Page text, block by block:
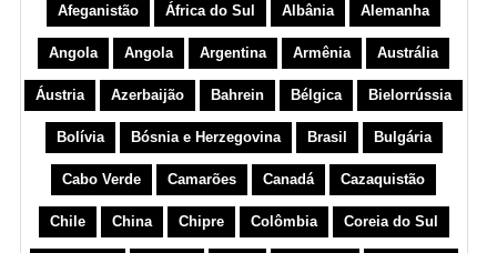
Afeganistão África do Sul Albânia Alemanha
Angola Angola Argentina Armênia Austrália
Áustria Azerbaijão Bahrein Bélgica Bielorrússia
Bolívia Bósnia e Herzegovina Brasil Bulgária
Cabo Verde Camarões Canadá Cazaquistão
Chile China Chipre Colômbia Coreia do Sul